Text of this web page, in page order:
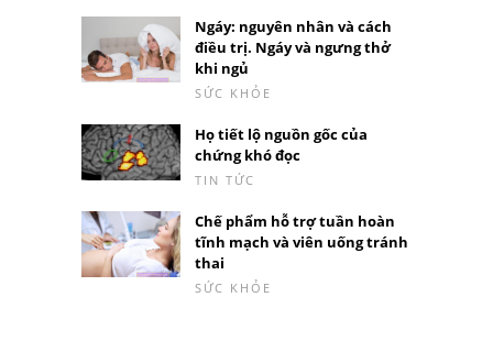
Ngáy: nguyên nhân và cách
điều trị. Ngáy và ngưng thở
khi ngủ
SỨC KHỎE
Họ tiết lộ nguồn gốc của
chứng khó đọc
TIN TỨC
Chế phẩm hỗ trợ tuần hoàn
tĩnh mạch và viên uống tránh
thai
SỨC KHỎE